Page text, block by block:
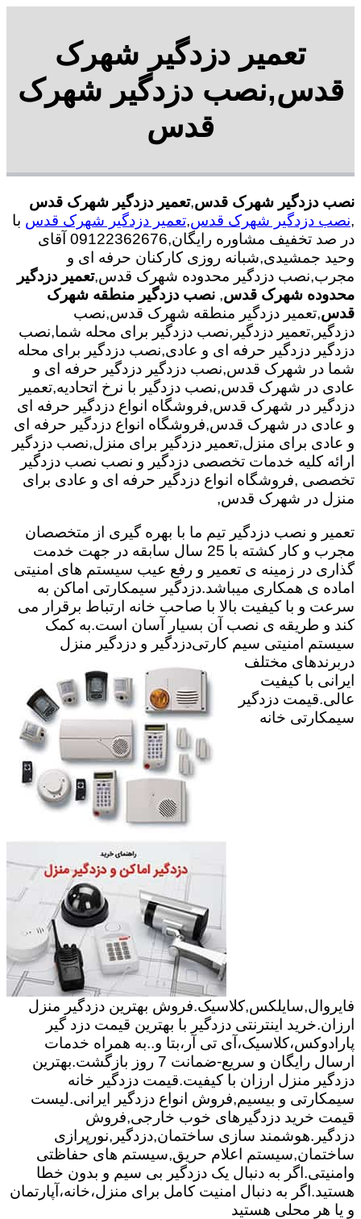
تعمیر دزدگیر شهرک
قدس,نصب دزدگیر شهرک
قدس
نصب دزدگیر شهرک قدس,تعمیر دزدگیر شهرک قدس
,نصب دزدگیر شهرک قدس,تعمیر دزدگیر شهرک قدس با
در صد تخفیف مشاوره رایگان,09122362676 آقای
وحید جمشیدی,شبانه روزی کارکنان حرفه ای و
مجرب,نصب دزدگیر محدوده شهرک قدس,تعمیر دزدگیر
محدوده شهرک قدس, نصب دزدگیر منطقه شهرک
قدس,تعمیر دزدگیر منطقه شهرک قدس,نصب
دزدگیر,تعمیر دزدگیر,نصب دزدگیر برای محله شما,نصب
دزدگیر دزدگیر حرفه ای و عادی,نصب دزدگیر برای محله
شما در شهرک قدس,نصب دزدگیر دزدگیر حرفه ای و
عادی در شهرک قدس,نصب دزدگیر با نرخ اتحادیه,تعمیر
دزدگیر در شهرک قدس,فروشگاه انواع دزدگیر حرفه ای
و عادی در شهرک قدس,فروشگاه انواع دزدگیر حرفه ای
و عادی برای منزل,تعمیر دزدگیر برای منزل,نصب دزدگیر
ارائه کلیه خدمات تخصصی دزدگیر و نصب نصب دزدگیر
تخصصی ,فروشگاه انواع دزدگیر حرفه ای و عادی برای
منزل در شهرک قدس,
تعمیر و نصب دزدگیر تیم ما با بهره گیری از متخصصان
مجرب و کار کشته با 25 سال سابقه در جهت خدمت
گذاری در زمینه ی تعمیر و رفع عیب سیستم های امنیتی
اماده ی همکاری میباشد.دزدگیر سیمکارتی اماکن به
سرعت و با کیفیت بالا با صاحب خانه ارتباط برقرار می
کند و طریقه ی نصب آن بسیار آسان است.به کمک
سیستم امنیتی سیم کارتیدزدگیر و دزدگیر منزل
دربرندهای مختلف
ایرانی با کیفیت
عالی.قیمت دزدگیر
سیمکارتی خانه
فایروال,سایلکس,کلاسیک.فروش بهترین دزدگیر منزل
ارزان.خرید اینترنتی دزدگیر با بهترین قیمت دزد گیر
پارادوکس،کلاسیک،آی تی آر،بتا و..به همراه خدمات
ارسال رایگان و سریع-ضمانت 7 روز بازگشت.بهترین
دزدگیر منزل ارزان با کیفیت.قیمت دزدگیر خانه
سیمکارتی و بیسیم,فروش انواع دزدگیر ایرانی.لیست
قیمت خرید دزدگیرهای خوب خارجی,فروش
دزدگیر.هوشمند سازی ساختمان,دزدگیر,نورپرازی
ساختمان,سیستم اعلام حریق,سیستم های حفاظتی
وامنیتی.اگر به دنبال یک دزدگیر بی سیم و بدون خطا
هستید.اگر به دنبال امنیت کامل برای منزل،خانه،آپارتمان
و یا هر محلی هستید